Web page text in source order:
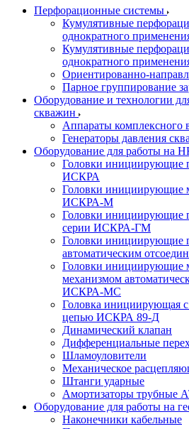
Перфорационные системы
Кумулятивные
однократного
Кумулятивные
однократного
Ориентированно-
Парное группирование
Оборудование и технологии
скважин
Аппараты комплексного
Генераторы давления
Оборудование для работы на
Головки инициирующие
ИСКРА
Головки инициирующие
ИСКРА-М
Головки инициирующие
серии ИСКРА-ГМ
Головки инициирующие
автоматическим
Головки инициирующие
механизмом
ИСКРА-МС
Головка инициирующая
цепью ИСКРА 89-Д
Динамический клапан
Дифференциальные
Шламоуловители
Механическое
Штанги ударные
Амортизаторы трубные
Оборудование для работы на
Наконечники кабельные